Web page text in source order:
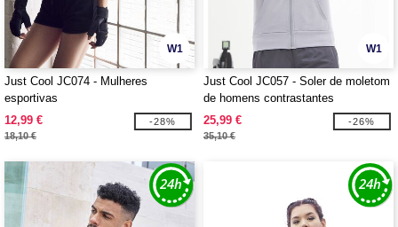
W1
Just Cool JC074 - Mulheres
esportivas
12,99 €
18,10 €
-28%
W1
Just Cool JC057 - Soler de moletom
de homens contrastantes
25,99 €
35,10 €
-26%